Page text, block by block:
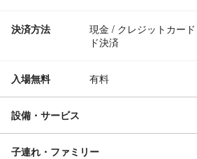
決済方法
現金 / クレジットカー
ド決済
入場無料 有料
設備・サービス
子連れ・ファミリー